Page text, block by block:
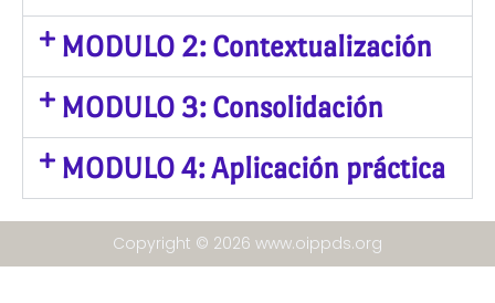
MODULO 2: Contextualización
MODULO 3: Consolidación
MODULO 4: Aplicación práctica
Copyright © 2026 www.oippds.org